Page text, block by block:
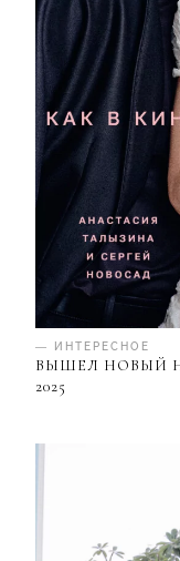
— ИНТЕРЕСНОЕ
ВЫШЕЛ НОВЫЙ
2025